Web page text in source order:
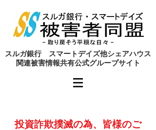
​スルガ銀行 スマートデイズ他シェアハウス
関連被害情報共有公式グループサイト
投資詐欺撲滅の為、皆様のご